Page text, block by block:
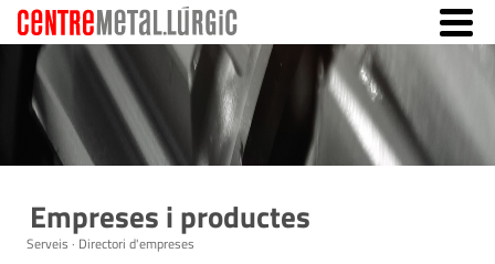
Empreses i productes
Serveis · Directori d'empreses